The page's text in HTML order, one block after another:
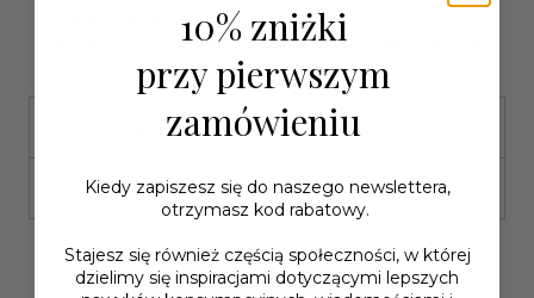
masz więcej niż jedno zamówienie do zwrotu,
każde z nich należy zapakować i wysłać osobno.
Nr zamówienia*
E-mail*
Rozpocznij zwrot
10% zniżki
przy pierwszym
zamówieniu
Kiedy zapiszesz się do naszego newslettera,
otrzymasz kod rabatowy.
Stajesz się również częścią społeczności, w której
dzielimy się inspiracjami dotyczącymi lepszych